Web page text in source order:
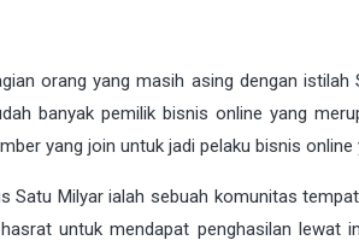
orang yang masih asing dengan
banyak pemilik bisnis online yang
yang join untuk jadi pelaku bisnis online
Satu Milyar ialah sebuah komunitas
untuk mendapat penghasilan lewat